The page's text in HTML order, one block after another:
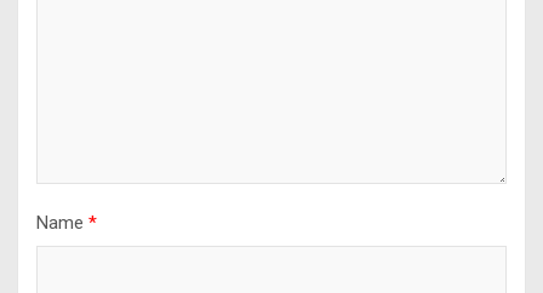
Name *